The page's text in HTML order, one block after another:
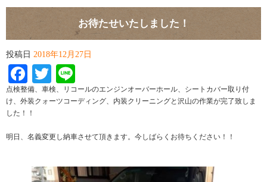
お待たせいたしました！
投稿日 2018年12月27日
Facebook
Twitter
点検整備、車検、リコールのエンジンオーバーホール、シートカバー取り付
け、外装クォーツコーディング、内装クリーニングと沢山の作業が完了致しま
した！！
明日、名義変更し納車させて頂きます。今しばらくお待ちください！！